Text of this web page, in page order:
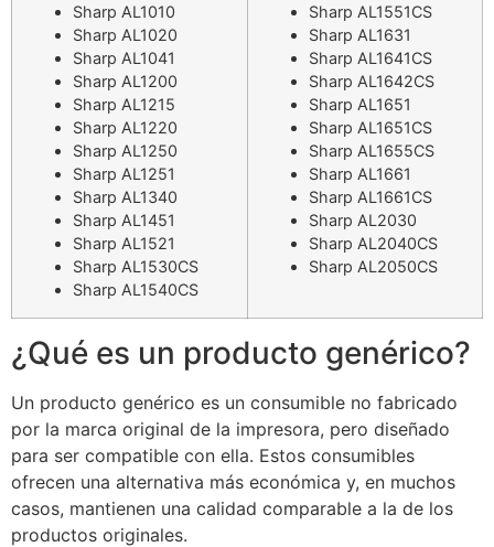
Sharp AL1010
Sharp AL1020
Sharp AL1041
Sharp AL1200
Sharp AL1215
Sharp AL1220
Sharp AL1250
Sharp AL1251
Sharp AL1340
Sharp AL1451
Sharp AL1521
Sharp AL1530CS
Sharp AL1540CS
Sharp AL1551CS
Sharp AL1631
Sharp AL1641CS
Sharp AL1642CS
Sharp AL1651
Sharp AL1651CS
Sharp AL1655CS
Sharp AL1661
Sharp AL1661CS
Sharp AL2030
Sharp AL2040CS
Sharp AL2050CS
¿Qué es un producto genérico?
Un producto genérico es un consumible no fabricado
por la marca original de la impresora, pero diseñado
para ser compatible con ella. Estos consumibles
ofrecen una alternativa más económica y, en muchos
casos, mantienen una calidad comparable a la de los
productos originales.